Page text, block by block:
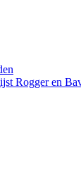
Rogger en